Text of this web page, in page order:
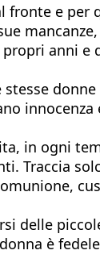
fronte e per
anni e
stesse
innocenza
in ogni
Traccia
delle
è